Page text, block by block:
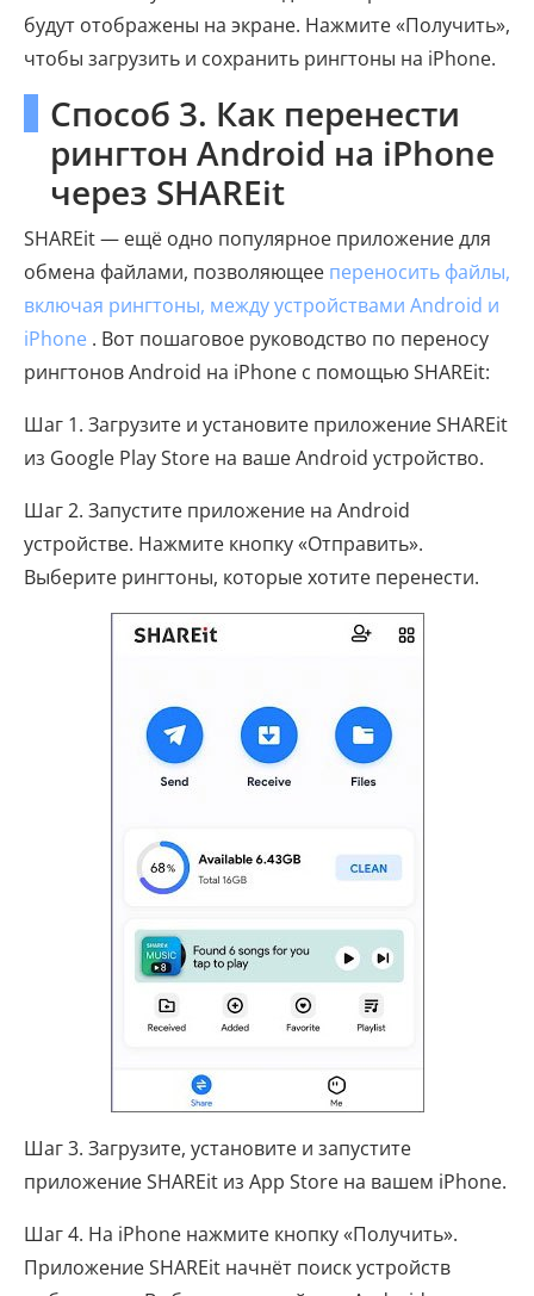
будут отображены на экране. Нажмите «Получить»,
чтобы загрузить и сохранить рингтоны на iPhone.
Способ 3. Как перенести
рингтон Android на iPhone
через SHAREit
SHAREit — ещё одно популярное приложение для
обмена файлами, позволяющее переносить файлы,
включая рингтоны, между устройствами Android и
iPhone . Вот пошаговое руководство по переносу
рингтонов Android на iPhone с помощью SHAREit:
Шаг 1. Загрузите и установите приложение SHAREit
из Google Play Store на ваше Android устройство.
Шаг 2. Запустите приложение на Android
устройстве. Нажмите кнопку «Отправить».
Выберите рингтоны, которые хотите перенести.
Шаг 3. Загрузите, установите и запустите
приложение SHAREit из App Store на вашем iPhone.
Шаг 4. На iPhone нажмите кнопку «Получить».
Приложение SHAREit начнёт поиск устройств